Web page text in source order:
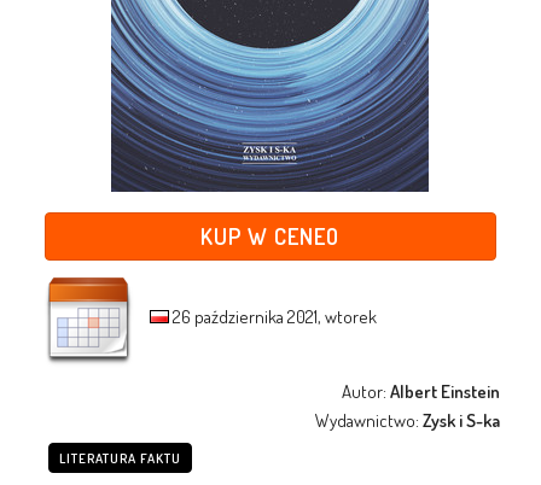
KUP W CENEO
26 października 2021, wtorek
Autor:Albert Einstein
Wydawnictwo:Zysk i S-ka
LITERATURA FAKTU